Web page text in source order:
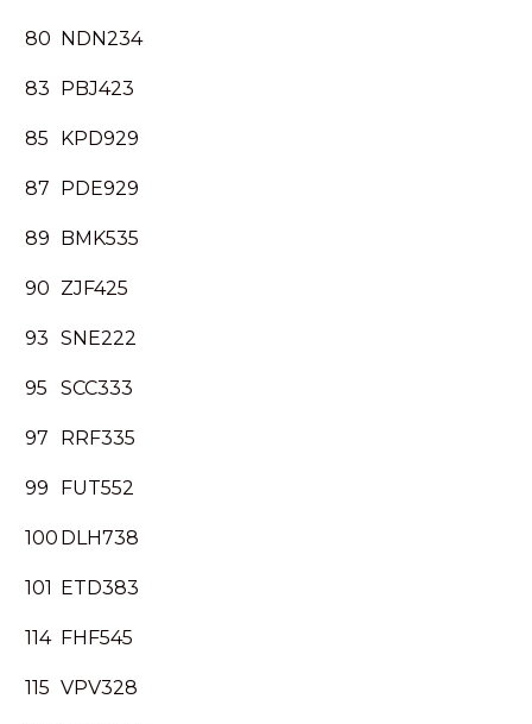
80 NDN234
83 PBJ423
85 KPD929
87 PDE929
89 BMK535
90 ZJF425
93 SNE222
95 SCC333
97 RRF335
99 FUT552
100 DLH738
101 ETD383
114 FHF545
115 VPV328